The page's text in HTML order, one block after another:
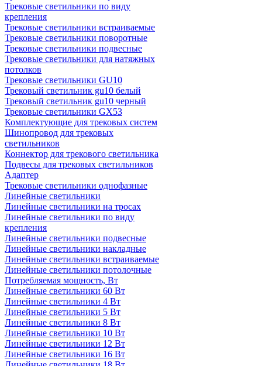
Трековые светильники по виду
крепления
Трековые светильники встраиваемые
Трековые светильники поворотные
Трековые светильники подвесные
Трековые светильники для натяжных
потолков
Трековые светильники GU10
Трековый светильник gu10 белый
Трековый светильник gu10 черный
Трековые светильники GX53
Комплектующие для трековых систем
Шинопровод для трековых
светильников
Коннектор для трекового светильника
Подвесы для трековых светильников
Адаптер
Трековые светильники однофазные
Линейные светильники
Линейные светильники на тросах
Линейные светильники по виду
крепления
Линейные светильники подвесные
Линейные светильники накладные
Линейные светильники встраиваемые
Линейные светильники потолочные
Потребляемая мощность, Вт
Линейные светильники 60 Вт
Линейные светильники 4 Вт
Линейные светильники 5 Вт
Линейные светильники 8 Вт
Линейные светильники 10 Вт
Линейные светильники 12 Вт
Линейные светильники 16 Вт